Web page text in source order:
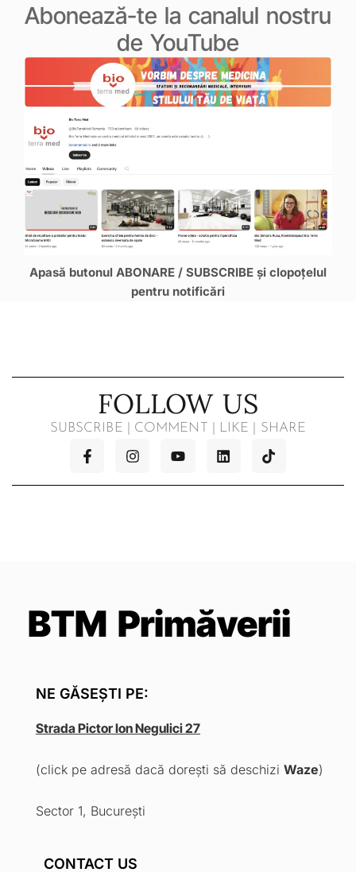
Abonează-te la canalul nostru
de YouTube
Apasă butonul ABONARE / SUBSCRIBE și clopoțelul
pentru notificări
FOLLOW US
SUBSCRIBE | COMMENT | LIKE | SHARE
BTM Primăverii
NE GĂSEȘTI PE:
Strada Pictor Ion Negulici 27
(click pe adresă dacă dorești să deschizi Waze)
Sector 1, București
CONTACT US